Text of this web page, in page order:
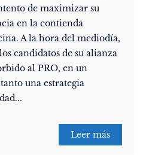
de maximizar su
en la contienda
A la hora del mediodía,
candidatos de su alianza
al PRO, en un
una estrategia
Leer más